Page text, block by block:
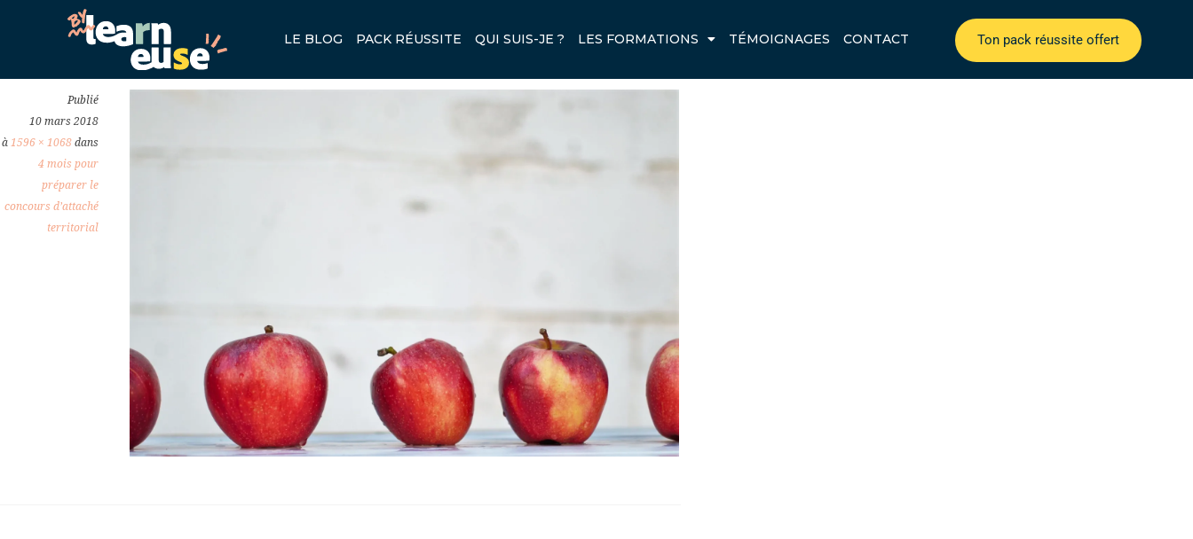
LE BLOG PACK RÉUSSITE QUI SUIS-JE ? LES FORMATIONS TÉMOIGNAGES CONTACT Ton pack réussite offert
Publié
10 mars 2018
à 1596 × 1068 dans
4 mois pour
préparer le
concours d’attaché
territorial